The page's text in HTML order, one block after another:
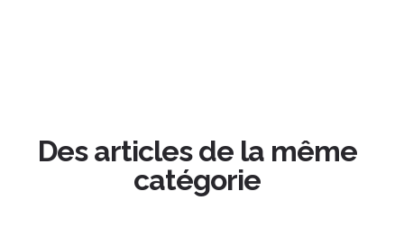
Des articles de la même
catégorie